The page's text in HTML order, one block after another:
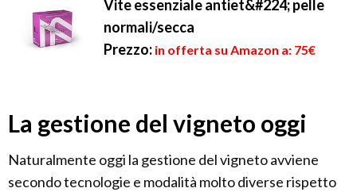
Vite essenziale antiet&#224; pelle
normali/secca
Prezzo: in offerta su Amazon a: 75€
La gestione del vigneto oggi
Naturalmente oggi la gestione del vigneto avviene
secondo tecnologie e modalità molto diverse rispetto